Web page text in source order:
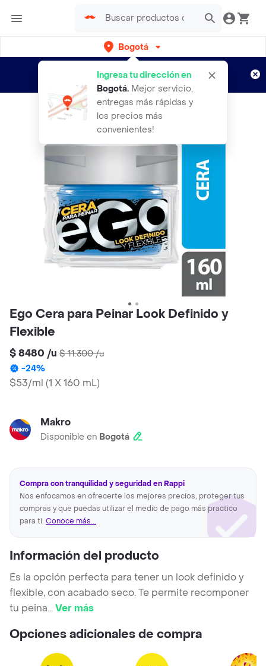
Bogotá
Ingresa tu dirección en
Bogotá. Mejor servicio,
entregas más rápidas y
los precios más
convenientes!
envíos gratis por semanas
Aplican TyC
Ego Cera para Peinar Look Definido y
Flexible
$ 8480 /u $ 11.300/u
-24%
$53/ml (1 X 160 mL)
Makro
Disponible en Bogotá
Compra con tranquilidad y seguridad en Rappi
Nos enfocamos en ofrecerte los mejores precios, proteger tus
compras y que puedas utilizar el medio de pago más practico
para ti. Conoce más...
Información del producto
Es la opción perfecta para tener un look definido y
flexible, con acabado seco. Te permite recomponer
tu peina...Ver más
Opciones adicionales de compra